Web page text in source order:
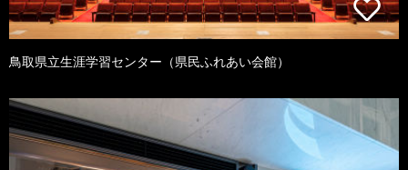
鳥取県立生涯学習センター（県民ふれあい会館）